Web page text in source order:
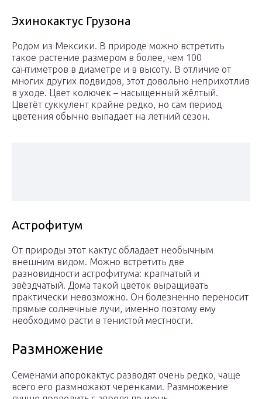
Эхинокактус Грузона
Родом из Мексики. В природе можно встретить
такое растение размером в более, чем 100
сантиметров в диаметре и в высоту. В отличие от
многих других подвидов, этот довольно неприхотлив
в уходе. Цвет колючек – насыщенный жёлтый.
Цветёт суккулент крайне редко, но сам период
цветения обычно выпадает на летний сезон.
Астрофитум
От природы этот кактус обладает необычным
внешним видом. Можно встретить две
разновидности астрофитума: крапчатый и
звёздчатый. Дома такой цветок выращивать
практически невозможно. Он болезненно переносит
прямые солнечные лучи, именно поэтому ему
необходимо расти в тенистой местности.
Размножение
Семенами апорокактус разводят очень редко, чаще
всего его размножают черенками. Размножение